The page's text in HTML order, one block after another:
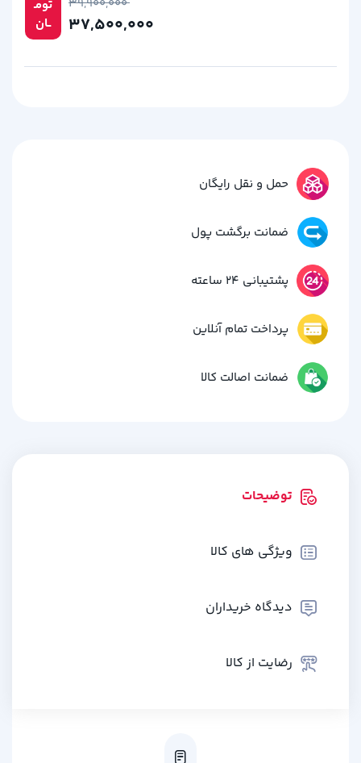
تومـ
ــان
حمل و نقل رایگان
ضمانت برگشت پول
پشتیبانی 24 ساعته
پرداخت تمام آنلاین
ضمانت اصالت کالا
توضیحات
ویژگی های کالا
دیدگاه خریداران
رضایت از کالا